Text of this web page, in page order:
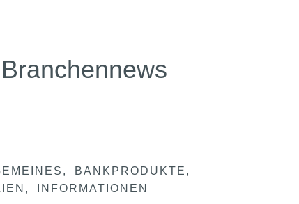
BANKPRODUKTE
INFORMATIONEN